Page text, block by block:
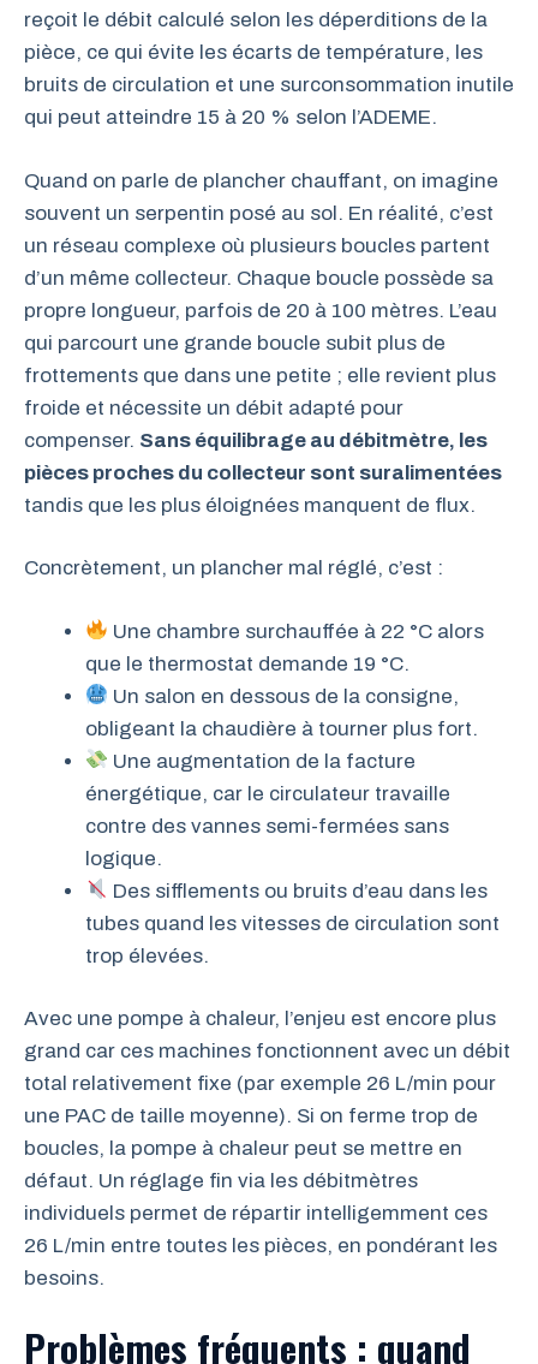
reçoit le débit calculé selon les déperditions de la
pièce, ce qui évite les écarts de température, les
bruits de circulation et une surconsommation inutile
qui peut atteindre 15 à 20 % selon l’ADEME.
Quand on parle de plancher chauffant, on imagine
souvent un serpentin posé au sol. En réalité, c’est
un réseau complexe où plusieurs boucles partent
d’un même collecteur. Chaque boucle possède sa
propre longueur, parfois de 20 à 100 mètres. L’eau
qui parcourt une grande boucle subit plus de
frottements que dans une petite ; elle revient plus
froide et nécessite un débit adapté pour
compenser. Sans équilibrage au débitmètre, les
pièces proches du collecteur sont suralimentées
tandis que les plus éloignées manquent de flux.
Concrètement, un plancher mal réglé, c’est :
Une chambre surchauffée à 22 °C alors
que le thermostat demande 19 °C.
Un salon en dessous de la consigne,
obligeant la chaudière à tourner plus fort.
Une augmentation de la facture
énergétique, car le circulateur travaille
contre des vannes semi-fermées sans
logique.
Des sifflements ou bruits d’eau dans les
tubes quand les vitesses de circulation sont
trop élevées.
Avec une pompe à chaleur, l’enjeu est encore plus
grand car ces machines fonctionnent avec un débit
total relativement fixe (par exemple 26 L/min pour
une PAC de taille moyenne). Si on ferme trop de
boucles, la pompe à chaleur peut se mettre en
défaut. Un réglage fin via les débitmètres
individuels permet de répartir intelligemment ces
26 L/min entre toutes les pièces, en pondérant les
besoins.
Problèmes fréquents : quand